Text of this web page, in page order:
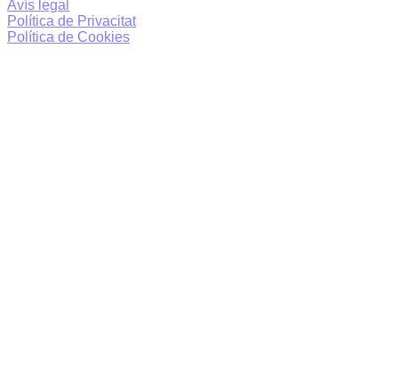
Avís legal
Política de Privacitat
Política de Cookies